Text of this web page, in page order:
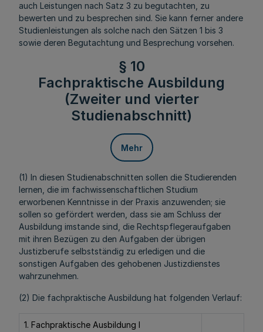
auch Leistungen nach Satz 3 zu begutachten, zu
bewerten und zu besprechen sind. Sie kann ferner andere
Studienleistungen als solche nach den Sätzen 1 bis 3
sowie deren Begutachtung und Besprechung vorsehen.
§ 10
Fachpraktische Ausbildung
(Zweiter und vierter
Studienabschnitt)
Mehr
(1) In diesen Studienabschnitten sollen die Studierenden
lernen, die im fachwissenschaftlichen Studium
erworbenen Kenntnisse in der Praxis anzuwenden; sie
sollen so gefördert werden, dass sie am Schluss der
Ausbildung imstande sind, die Rechtspflegeraufgaben
mit ihren Bezügen zu den Aufgaben der übrigen
Justizberufe selbstständig zu erledigen und die
sonstigen Aufgaben des gehobenen Justizdienstes
wahrzunehmen.
(2) Die fachpraktische Ausbildung hat folgenden Verlauf:
1. Fachpraktische Ausbildung I